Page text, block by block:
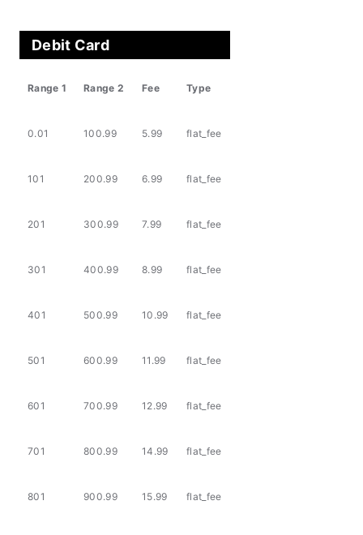
Debit Card
Range 1 Range 2 Fee Type
0.01 100.99 5.99 flat_fee
101 200.99 6.99 flat_fee
201 300.99 7.99 flat_fee
301 400.99 8.99 flat_fee
401 500.99 10.99 flat_fee
501 600.99 11.99 flat_fee
601 700.99 12.99 flat_fee
701 800.99 14.99 flat_fee
801 900.99 15.99 flat_fee